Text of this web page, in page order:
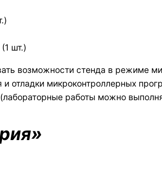
шт.)
возможности стенда в режиме
и отладки микроконтроллерных
работы можно